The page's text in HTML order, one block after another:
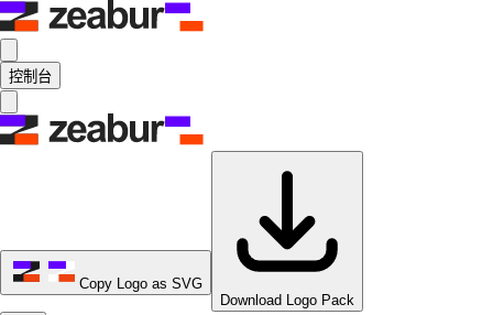
控制台
Copy Logo as SVG
Download Logo Pack